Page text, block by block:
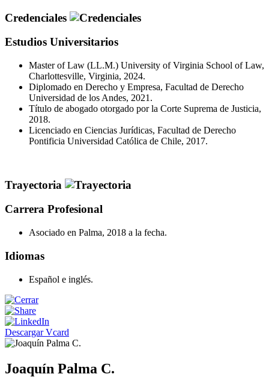
Credenciales
Estudios Universitarios
Master of Law (LL.M.) University of Virginia School of Law,
Charlottesville, Virginia, 2024.
Diplomado en Derecho y Empresa, Facultad de Derecho
Universidad de los Andes, 2021.
Título de abogado otorgado por la Corte Suprema de Justicia,
2018.
Licenciado en Ciencias Jurídicas, Facultad de Derecho
Pontificia Universidad Católica de Chile, 2017.
Trayectoria
Carrera Profesional
Asociado en Palma, 2018 a la fecha.
Idiomas
Español e inglés.
Descargar Vcard
Joaquín Palma C.